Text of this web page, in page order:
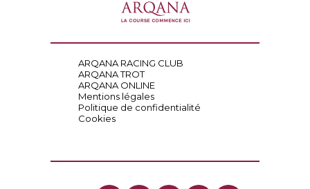
ARQANA RACING CLUB
ARQANA TROT
ARQANA ONLINE
Mentions légales
Politique de confidentialité
Cookies